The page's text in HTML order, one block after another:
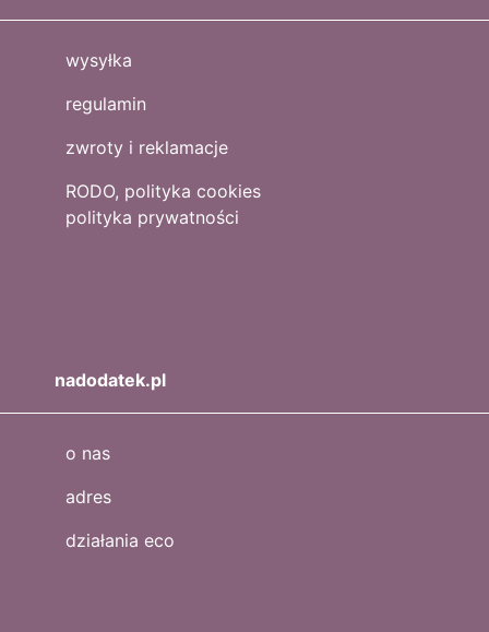
wysyłka
regulamin
zwroty i reklamacje
RODO, polityka cookies
polityka prywatności
nadodatek.pl
o nas
adres
działania eco